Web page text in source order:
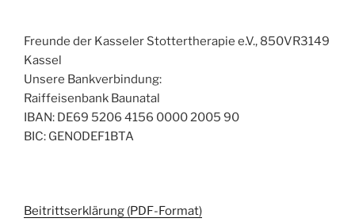
Freunde der Kasseler Stottertherapie e.V., 850VR3149
Kassel
Unsere Bankverbindung:
Raiffeisenbank Baunatal
IBAN: DE69 5206 4156 0000 2005 90
BIC: GENODEF1BTA
Beitrittserklärung (PDF-Format)